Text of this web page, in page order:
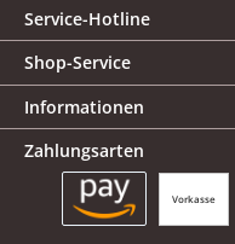
Service-Hotline
Shop-Service
Informationen
Zahlungsarten
Vorkasse